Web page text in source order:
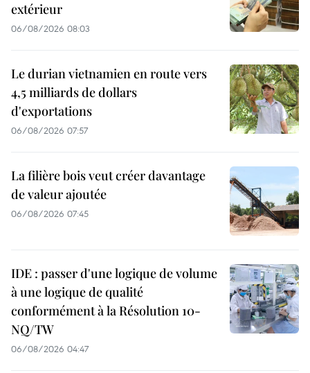
extérieur
06/08/2026 08:03
Le durian vietnamien en route vers
4,5 milliards de dollars
d'exportations
06/08/2026 07:57
La filière bois veut créer davantage
de valeur ajoutée
06/08/2026 07:45
IDE : passer d'une logique de volume
à une logique de qualité
conformément à la Résolution 10-
NQ/TW
06/08/2026 04:47